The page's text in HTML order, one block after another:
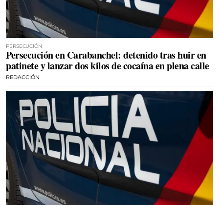
PERSECUCIÓN
Persecución en Carabanchel: detenido tras huir en
patinete y lanzar dos kilos de cocaína en plena calle
REDACCIÓN